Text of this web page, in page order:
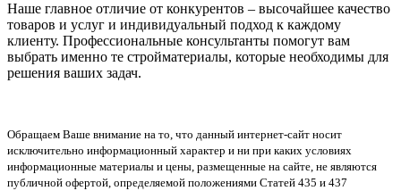
Наше главное отличие от конкурентов – высочайшее качество
товаров и услуг и индивидуальный подход к каждому
клиенту. Профессиональные консультанты помогут вам
выбрать именно те стройматериалы, которые необходимы для
решения ваших задач.
Обращаем Ваше внимание на то, что данный интернет-сайт носит
исключительно информационный характер и ни при каких условиях
информационные материалы и цены, размещенные на сайте, не являются
публичной офертой, определяемой положениями Статей 435 и 437